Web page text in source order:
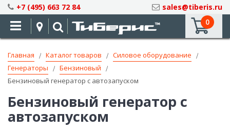
Skip
to
Content
+7 (495) 663 72 84
sales@tiberis.ru
0
Главная Каталог товаров
Силовое оборудование
Генераторы
Бензиновый
Бензиновый генератор с автозапуском
Бензиновый генератор с
автозапуском